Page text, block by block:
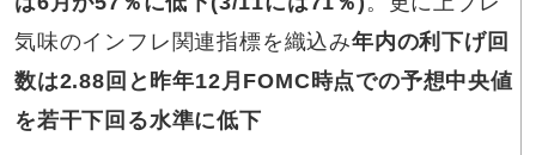
気味のインフレ関連指標を織込み年内の利下げ回
数は2.88回と昨年12月FOMC時点での予想中央値
を若干下回る水準に低下